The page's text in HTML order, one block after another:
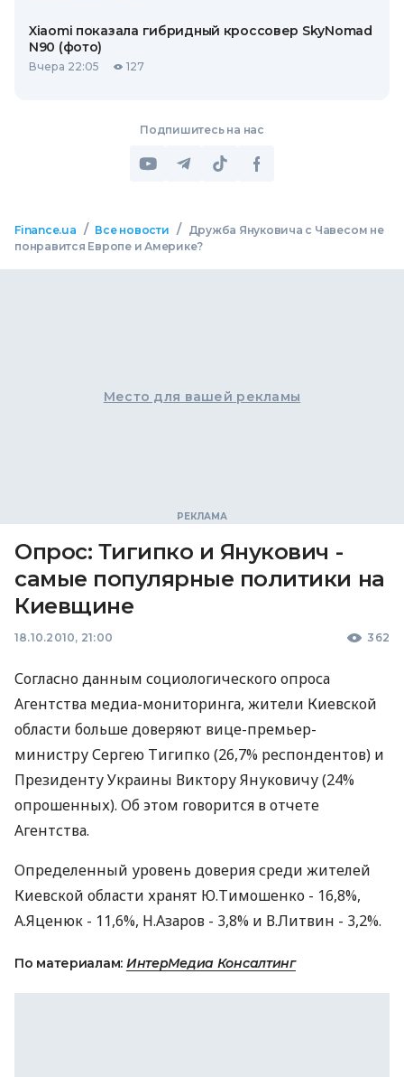
Xiaomi показала гибридный кроссовер SkyNomad
N90 (фото)
Вчера 22:05 127
Подпишитесь на нас
Finance.ua / Все новости /
Дружба Януковича с Чавесом не
понравится Европе и Америке?
Место для вашей рекламы
Опрос: Тигипко и Янукович -
самые популярные политики на
Киевщине
18.10.2010, 21:00 362
Согласно данным социологического опроса
Агентства медиа-мониторинга, жители Киевской
области больше доверяют вице-премьер-
министру Сергею Тигипко (26,7% респондентов) и
Президенту Украины Виктору Януковичу (24%
опрошенных). Об этом говорится в отчете
Агентства.
Определенный уровень доверия среди жителей
Киевской области хранят Ю.Тимошенко - 16,8%,
А.Яценюк - 11,6%, Н.Азаров - 3,8% и В.Литвин - 3,2%.
По материалам: ИнтерМедиа Консалтинг